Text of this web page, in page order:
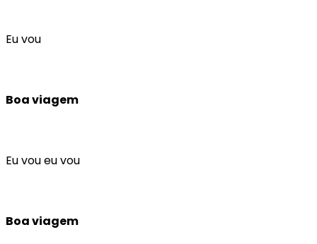
Eu vou
Boa viagem
Eu vou eu vou
Boa viagem